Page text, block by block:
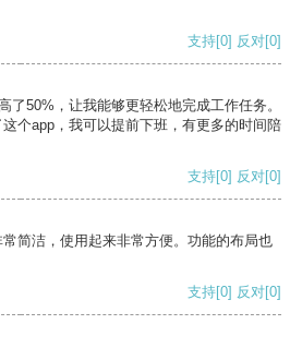
支持[0] 反对[0]
了50%，让我能够更轻松地完成工作任务。
个app，我可以提前下班，有更多的时间陪
支持[0] 反对[0]
简洁，使用起来非常方便。功能的布局也
支持[0] 反对[0]